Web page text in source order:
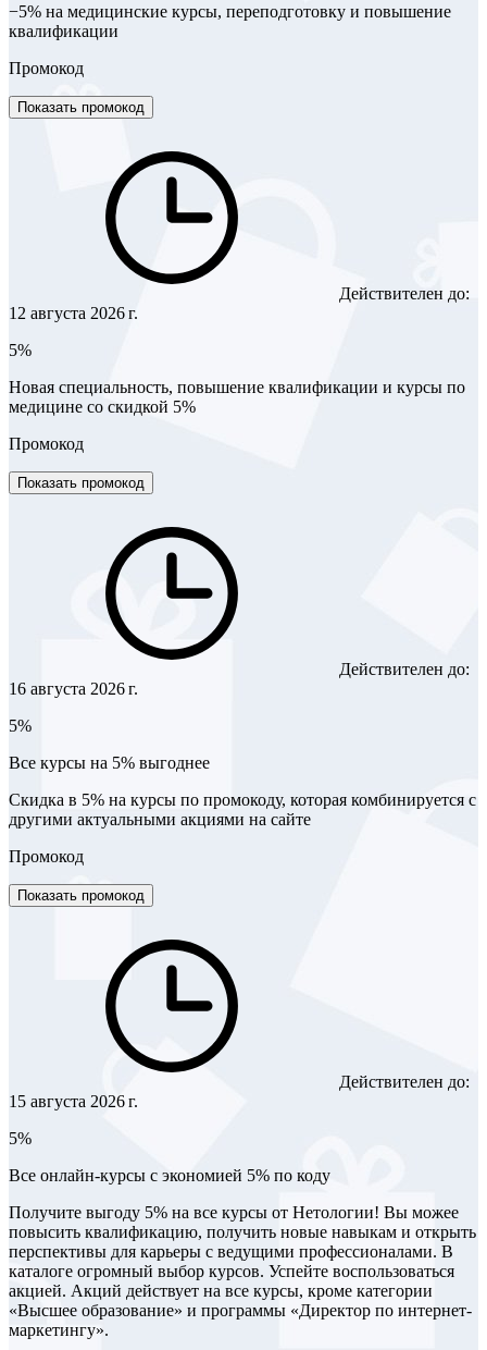
−5% на медицинские курсы, переподготовку и повышение
квалификации
Промокод
Показать промокод
Действителен до:
12 августа 2026 г.
5%
Новая специальность, повышение квалификации и курсы по
медицине со скидкой 5%
Промокод
Показать промокод
Действителен до:
16 августа 2026 г.
5%
Все курсы на 5% выгоднее
Скидка в 5% на курсы по промокоду, которая комбинируется с
другими актуальными акциями на сайте
Промокод
Показать промокод
Действителен до:
15 августа 2026 г.
5%
Все онлайн-курсы с экономией 5% по коду
Получите выгоду 5% на все курсы от Нетологии! Вы можее
повысить квалификацию, получить новые навыкам и открыть
перспективы для карьеры с ведущими профессионалами. В
каталоге огромный выбор курсов. Успейте воспользоваться
акцией. Акций действует на все курсы, кроме категории
«Высшее образование» и программы «Директор по интернет-
маркетингу».